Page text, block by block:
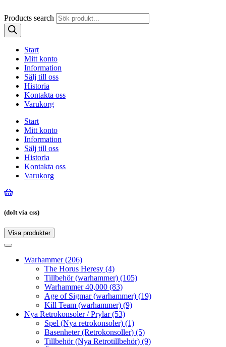
Products search
Start
Mitt konto
Information
Sälj till oss
Historia
Kontakta oss
Varukorg
Start
Mitt konto
Information
Sälj till oss
Historia
Kontakta oss
Varukorg
(dolt via css)
Visa produkter
Toggle
Toggle
navigationWarhammer(206)
The Horus Heresy (4)
Tillbehör (warhammer) (105)
Warhammer 40,000 (83)
Age of Sigmar (warhammer) (19)
Kill Team (warhammer) (9)
Nya Retrokonsoler / Prylar(53)
Spel (Nya retrokonsoler) (1)
Basenheter (Retrokonsoller) (5)
Tillbehör (Nya Retrotillbehör) (9)